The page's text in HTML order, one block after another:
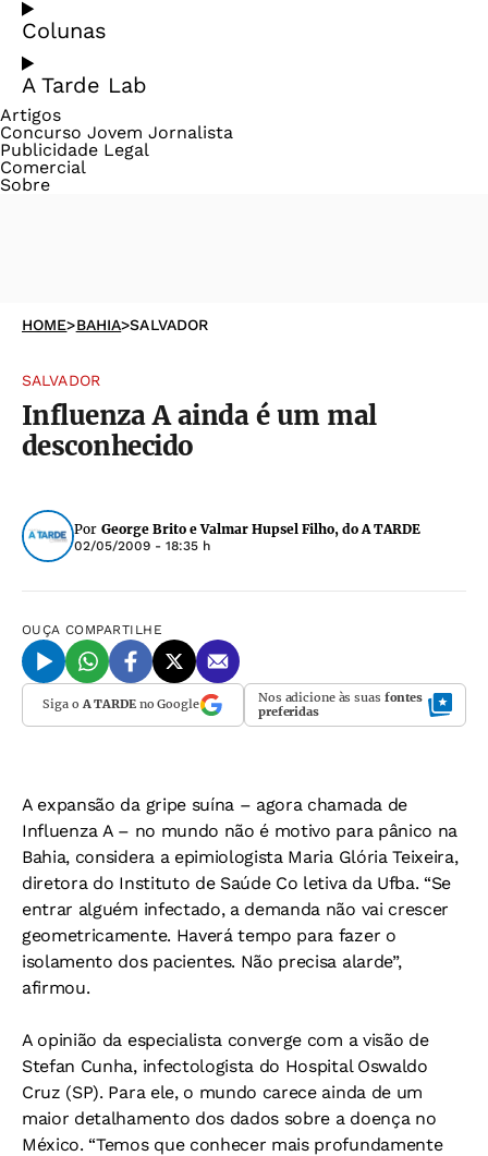
Colunas
A Tarde Lab
Artigos
Concurso Jovem Jornalista
Publicidade Legal
Comercial
Sobre
HOME>BAHIA>SALVADOR
SALVADOR
Influenza A ainda é um mal
desconhecido
Por George Brito e Valmar Hupsel Filho, do A TARDE
02/05/2009 - 18:35 h
OUÇA COMPARTILHE
Siga oA TARDEno Google Nos adicione às suas fontes
preferidas
A expansão da gripe suína – agora chamada de
Influenza A – no mundo não é motivo para pânico na
Bahia, considera a epimiologista Maria Glória Teixeira,
diretora do Instituto de Saúde Co letiva da Ufba. “Se
entrar alguém infectado, a demanda não vai crescer
geometricamente. Haverá tempo para fazer o
isolamento dos pacientes. Não precisa alarde”,
afirmou.
A opinião da especialista converge com a visão de
Stefan Cunha, infectologista do Hospital Oswaldo
Cruz (SP). Para ele, o mundo carece ainda de um
maior detalhamento dos dados sobre a doença no
México. “Temos que conhecer mais profundamente